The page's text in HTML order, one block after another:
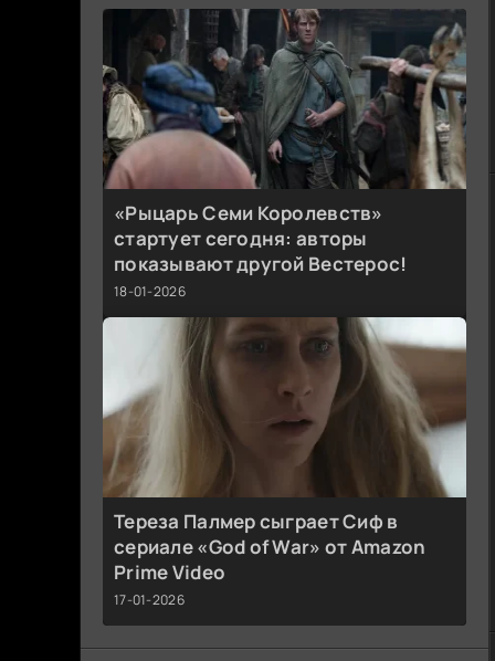
«Рыцарь Семи Королевств»
стартует сегодня: авторы
показывают другой Вестерос!
18-01-2026
Тереза Палмер сыграет Сиф в
сериале «God of War» от Amazon
Prime Video
17-01-2026